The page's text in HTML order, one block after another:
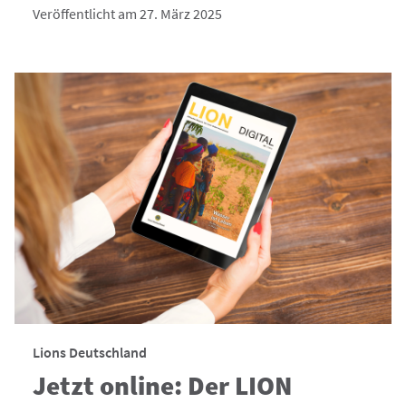
Veröffentlicht am 27. März 2025
Lions Deutschland
Jetzt online: Der LION